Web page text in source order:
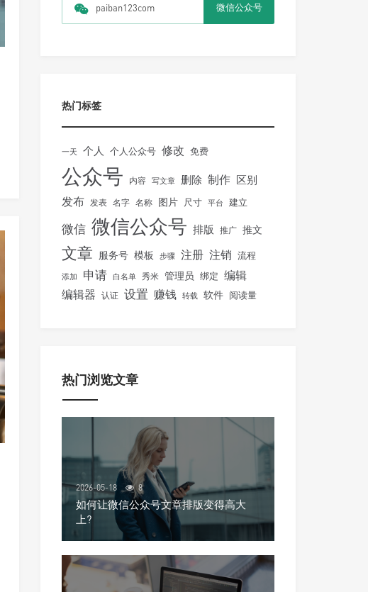
paiban123com 微信公众号
热门标签
一天 个人 个人公众号 修改 免费
公众号 内容 写文章 删除 制作 区别
发布 发表 名字 名称 图片 尺寸 平台 建立
微信 微信公众号 排版 推广 推文
文章 服务号 模板 步骤 注册 注销 流程
添加 申请 白名单 秀米 管理员 绑定 编辑
编辑器
认证 设置 赚钱 转载 软件 阅读量
热门浏览文章
2026-05-18 8
如何让微信公众号文章排版变得高大
上?